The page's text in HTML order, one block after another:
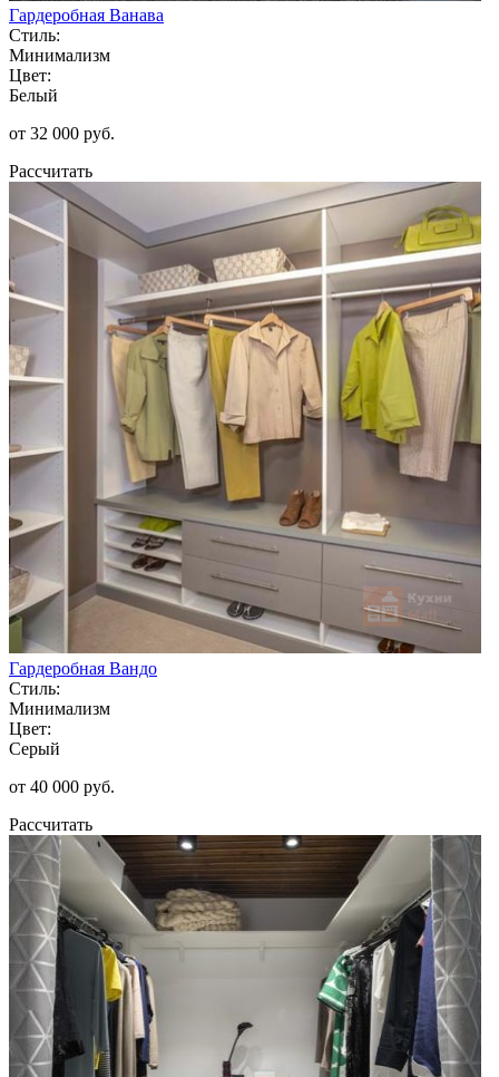
Гардеробная Ванава
Стиль:
Минимализм
Цвет:
Белый
от 32 000 руб.
Рассчитать
Гардеробная Вандо
Стиль:
Минимализм
Цвет:
Серый
от 40 000 руб.
Рассчитать